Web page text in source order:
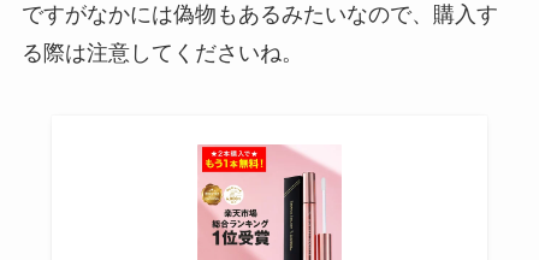
ですがなかには偽物もあるみたいなので、購入す
る際は注意してくださいね。